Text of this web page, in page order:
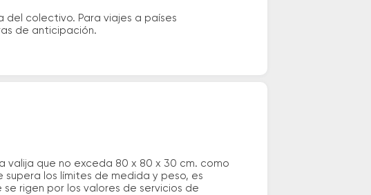
del colectivo. Para viajes a países
de anticipación.
valija que no exceda 80 x 80 x 30 cm. como
supera los límites de medida y peso, es
rigen por los valores de servicios de